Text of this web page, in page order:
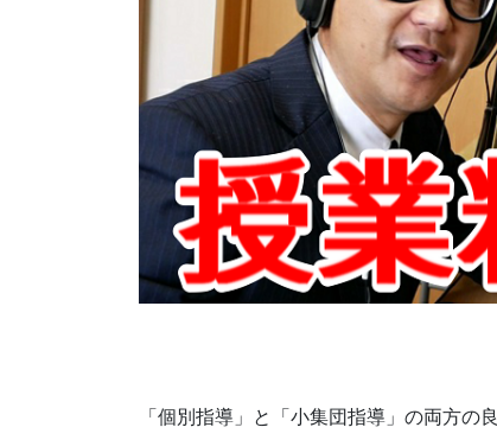
「個別指導」と「小集団指導」の両方